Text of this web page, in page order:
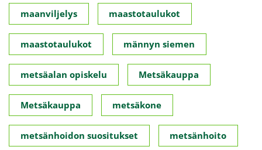
maanviljelys maastotaulukot
maastotaulukot männyn siemen
metsäalan opiskelu Metsäkauppa
Metsäkauppa metsäkone
metsänhoidon suositukset metsänhoito